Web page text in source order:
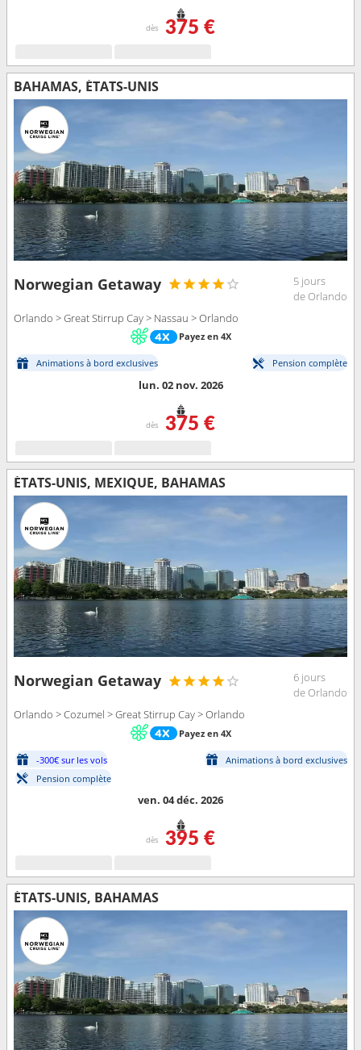
dès 375 €
BAHAMAS, ÉTATS-UNIS
Norwegian Getaway
5 jours
de Orlando
Orlando > Great Stirrup Cay > Nassau > Orlando
Payez en 4X
Animations à bord exclusives Pension complète
lun. 02 nov. 2026
dès 375 €
ÉTATS-UNIS, MEXIQUE, BAHAMAS
Norwegian Getaway
6 jours
de Orlando
Orlando > Cozumel > Great Stirrup Cay > Orlando
Payez en 4X
-300€ sur les vols
Animations à bord exclusives
Pension complète
ven. 04 déc. 2026
dès 395 €
ÉTATS-UNIS, BAHAMAS